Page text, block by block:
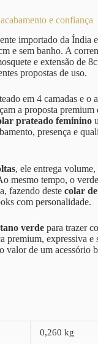
e confiança
importado da Índia
e sem banho. A
e extensão de
propostas de uso.
em 4 camadas e o
a proposta premium
prateado feminino
presença e
, ele entrega
mesmo tempo, o
fazendo deste colar
com personalidade.
verde para trazer
premium, expressiva e
valor de um acessório
0,260 kg